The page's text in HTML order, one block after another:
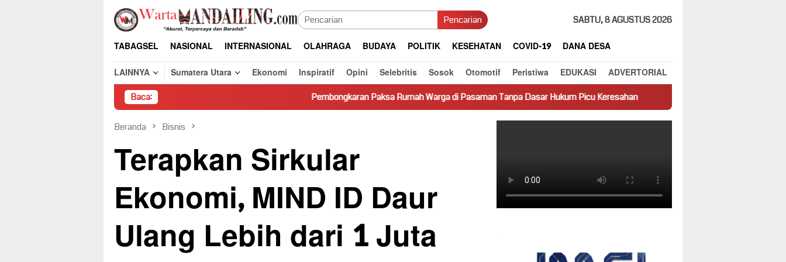
Loncat
konten
Pencarian SABTU, 8 AGUSTUS 2026
TABAGSEL NASIONAL INTERNASIONAL OLAHRAGA BUDAYA POLITIK KESEHATAN COVID-19
DANA DESA
LAINNYA
Sumatera Utara Ekonomi Inspiratif Opini Selebritis Sosok Otomotif Peristiwa EDUKASI ADVERTORIAL
Baca: Pembongkaran Paksa Rumah Warga di Pasaman Tanpa Dasar Hukum Picu Keresahan Truk Miring Hambat Arus Lalu Lintas di Jalan
Beranda Bisnis
Terapkan Sirkular
Ekonomi, MIND ID Daur
Ulang Lebih dari 1 Juta